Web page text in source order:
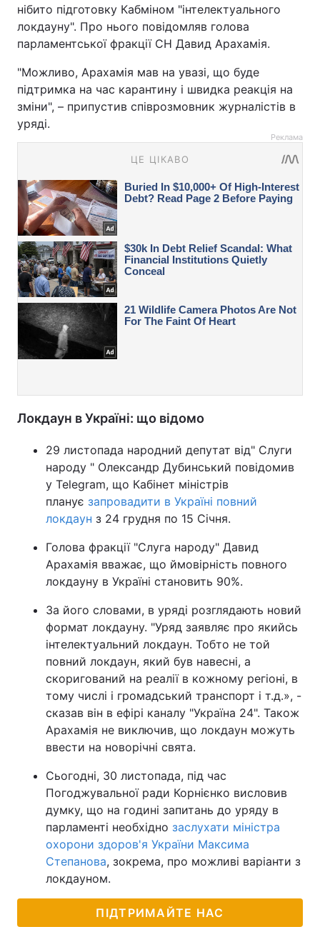
нібито підготовку Кабміном "інтелектуального
локдауну". Про нього повідомляв голова
парламентської фракції СН Давид Арахамія.
"Можливо, Арахамія мав на увазі, що буде
підтримка на час карантину і швидка реакція на
зміни", – припустив співрозмовник журналістів в
уряді.
Реклама
Локдаун в Україні: що відомо
29 листопада народний депутат від" Слуги
народу " Олександр Дубинський повідомив
у Telegram, що Кабінет міністрів
планує запровадити в Україні повний
локдаун з 24 грудня по 15 Січня.
Голова фракції "Слуга народу" Давид
Арахамія вважає, що ймовірність повного
локдауну в Україні становить 90%.
За його словами, в уряді розглядають новий
формат локдауну. "Уряд заявляє про якийсь
інтелектуальний локдаун. Тобто не той
повний локдаун, який був навесні, а
скоригований на реалії в кожному регіоні, в
тому числі і громадський транспорт і т.д.», -
сказав він в ефірі каналу "Україна 24". Також
Арахамія не виключив, що локдаун можуть
ввести на новорічні свята.
Сьогодні, 30 листопада, під час
Погоджувальної ради Корнієнко висловив
думку, що на годині запитань до уряду в
парламенті необхідно заслухати міністра
охорони здоров'я України Максима
Степанова, зокрема, про можливі варіанти з
локдауном.
ПІДТРИМАЙТЕ НАС